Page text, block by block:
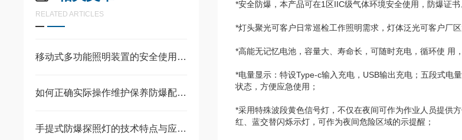
RELATED ARTICLES
移动式多功能照明装置的安全使用规范有哪些？
如何正确实际操作维护保养防爆配电箱
手提式防爆探照灯的技术特点与应用领域
*安全防爆，本产品可在1区IIC级气体环境安全使用，防爆证书
*灯头聚光可客户日常巡检工作照明需求，灯体泛光可客户厂区
*高能无记忆电池，容量大、寿命长，可随时充电，循环使 用
*电量显示：特设Type-c输入充电，USB输出充电；五段式电
状态，方便应急使用；
*采用特殊波段黄色信号灯，不仅在夜间可作为作业人员提供
红、蓝交替闪烁示灯，可作为夜间危险区域的示提醒；